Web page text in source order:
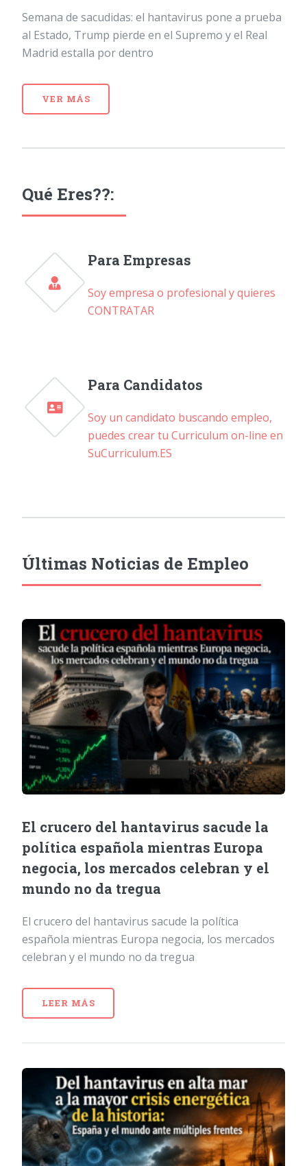
Semana de sacudidas: el hantavirus pone a prueba
al Estado, Trump pierde en el Supremo y el Real
Madrid estalla por dentro
VER MÁS
Qué Eres??:
Para Empresas
Soy empresa o profesional y quieres
CONTRATAR
Para Candidatos
Soy un candidato buscando empleo,
puedes crear tu Curriculum on-line en
SuCurriculum.ES
Últimas Noticias de Empleo
El crucero del hantavirus sacude la
política española mientras Europa
negocia, los mercados celebran y el
mundo no da tregua
El crucero del hantavirus sacude la política
española mientras Europa negocia, los mercados
celebran y el mundo no da tregua
LEER MÁS